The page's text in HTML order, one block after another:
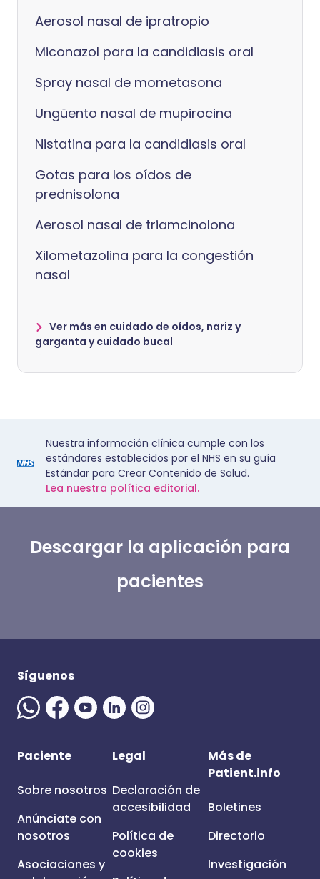
Aerosol nasal de ipratropio
Miconazol para la candidiasis oral
Spray nasal de mometasona
Ungüento nasal de mupirocina
Nistatina para la candidiasis oral
Gotas para los oídos de
prednisolona
Aerosol nasal de triamcinolona
Xilometazolina para la congestión
nasal
Ver más en cuidado de oídos, nariz y
garganta y cuidado bucal
Nuestra información clínica cumple con los
estándares establecidos por el NHS en su guía
Estándar para Crear Contenido de Salud.
Lea nuestra política editorial.
Descargar la aplicación para
pacientes
Síguenos
Paciente
Sobre nosotros
Anúnciate con
nosotros
Asociaciones y
Legal
Declaración de
accesibilidad
Política de
cookies
Más de
Patient.info
Boletines
Directorio
Investigación